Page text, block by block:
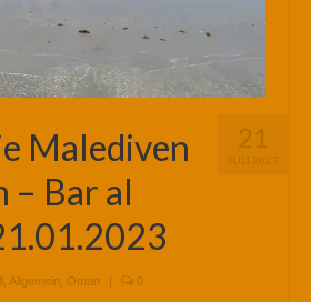
21
JULI 2023
Malediven
– Bar al
Allgemein Oman | 0